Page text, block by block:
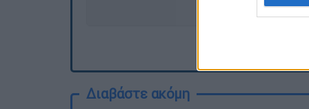
Διαβάστε ακόμη